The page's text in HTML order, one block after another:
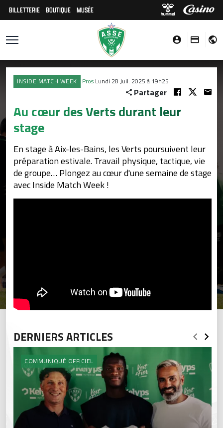
BILLETTERIE BOUTIQUE MUSÉE
INSIDE MATCH WEEK Pros Lundi 28 Juil. 2025 à 19h25
Partager
Au cœur des Verts durant leur
stage
En stage à Aix-les-Bains, les Verts poursuivent leur
préparation estivale. Travail physique, tactique, vie
de groupe… Plongez au cœur d'une semaine de stage
avec Inside Match Week !
DERNIERS ARTICLES
COMMUNIQUÉ OFFICIEL